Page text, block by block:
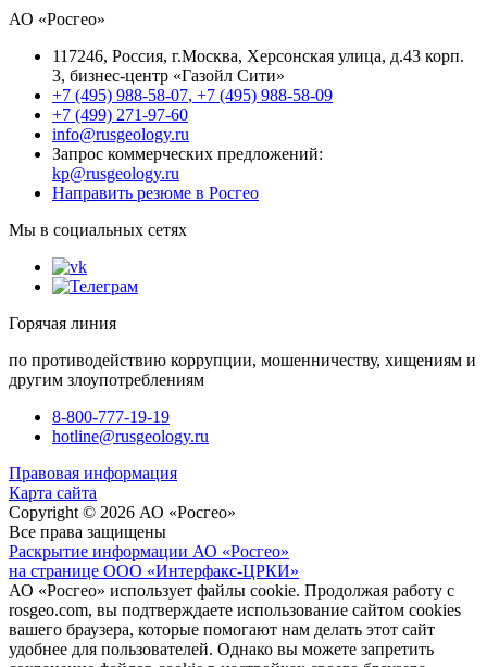
АО «Росгео»
117246, Россия, г.Москва, Херсонская улица, д.43 корп.
3, бизнес-центр «Газойл Сити»
+7 (495) 988-58-07, +7 (495) 988-58-09
+7 (499) 271-97-60
info@rusgeology.ru
Запрос коммерческих предложений:
kp@rusgeology.ru
Направить резюме в Росгео
Мы в социальных сетях
Горячая линия
по противодействию коррупции, мошенничеству, хищениям и
другим злоупотреблениям
8-800-777-19-19
hotline@rusgeology.ru
Правовая информация
Карта сайта
Copyright © 2026 АО «Росгео»
Все права защищены
Раскрытие информации АО «Росгео»
на странице ООО «Интерфакс-ЦРКИ»
АО «Росгео» использует файлы cookie. Продолжая работу с
rosgeo.com, вы подтверждаете использование сайтом cookies
вашего браузера, которые помогают нам делать этот сайт
удобнее для пользователей. Однако вы можете запретить